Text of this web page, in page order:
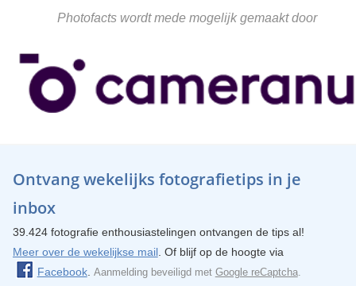
Photofacts wordt mede mogelijk gemaakt door
Ontvang wekelijks fotografietips in je
inbox
39.424 fotografie enthousiastelingen ontvangen de tips al!
Meer over de wekelijkse mail. Of blijf op de hoogte via
Facebook. Aanmelding beveiligd met Google reCaptcha.